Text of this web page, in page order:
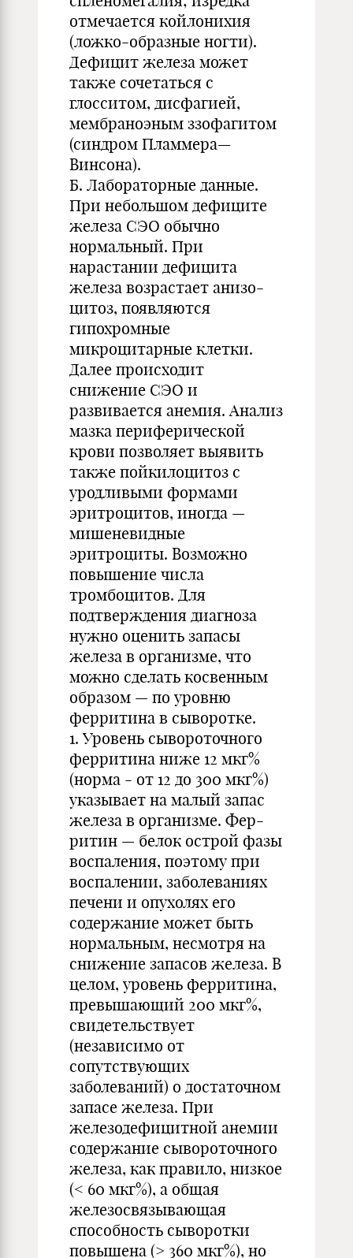
отмечается койлонихия
(ложко-образные ногти).
Дефицит железа может
также сочетаться с
глосситом, дисфагией,
мембраноэным ззофагитом
(синдром Пламмера—
Винсона).
Б. Лабораторные данные.
При небольшом дефиците
железа СЭО обычно
нормальный. При
нарастании дефицита
железа возрастает анизо-
цитоз, появляются
гипохромные
микроцитарные клетки.
Далее происходит
снижение СЭО и
развивается анемия. Анализ
мазка периферической
крови позволяет выявить
также пойкилоцитоз с
уродливыми формами
эритроцитов, иногда —
мишеневидные
эритроциты. Возможно
повышение числа
тромбоцитов. Для
подтверждения диагноза
нужно оценить запасы
железа в организме, что
можно сделать косвенным
образом — по уровню
ферритина в сыворотке.
1. Уровень сывороточного
ферритина ниже 12 мкг%
(норма - от 12 до 300 мкг%)
указывает на малый запас
железа в организме. Фер-
ритин — белок острой фазы
воспаления, поэтому при
воспалении, заболеваниях
печени и опухолях его
содержание может быть
нормальным, несмотря на
снижение запасов железа. В
целом, уровень ферритина,
превышающий 200 мкг%,
свидетельствует
(независимо от
сопутствующих
заболеваний) о достаточном
запасе железа. При
железодефицитной анемии
содержание сывороточного
железа, как правило, низкое
(< 60 мкг%), а общая
железосвязывающая
способность сыворотки
повышена (> 360 мкг%), но